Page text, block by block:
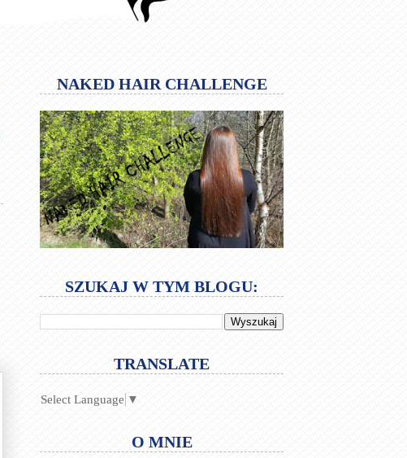
NAKED HAIR CHALLENGE
SZUKAJ W TYM BLOGU:
TRANSLATE
Select Language ▼
O MNIE